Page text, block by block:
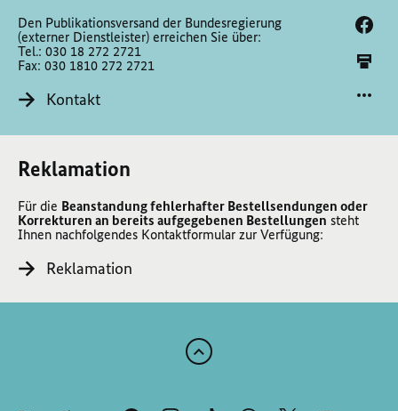
Den Publikationsversand der Bundesregierung
(externer Dienstleister) erreichen Sie über:
Tel.: 030 18 272 2721
Fax: 030 1810 272 2721
Kontakt
Reklamation
Für die Beanstandung fehlerhafter Bestellsendungen oder
Korrekturen an bereits aufgegebenen Bestellungen steht
Ihnen nachfolgendes Kontaktformular zur Verfügung:
Reklamation
Zum
der